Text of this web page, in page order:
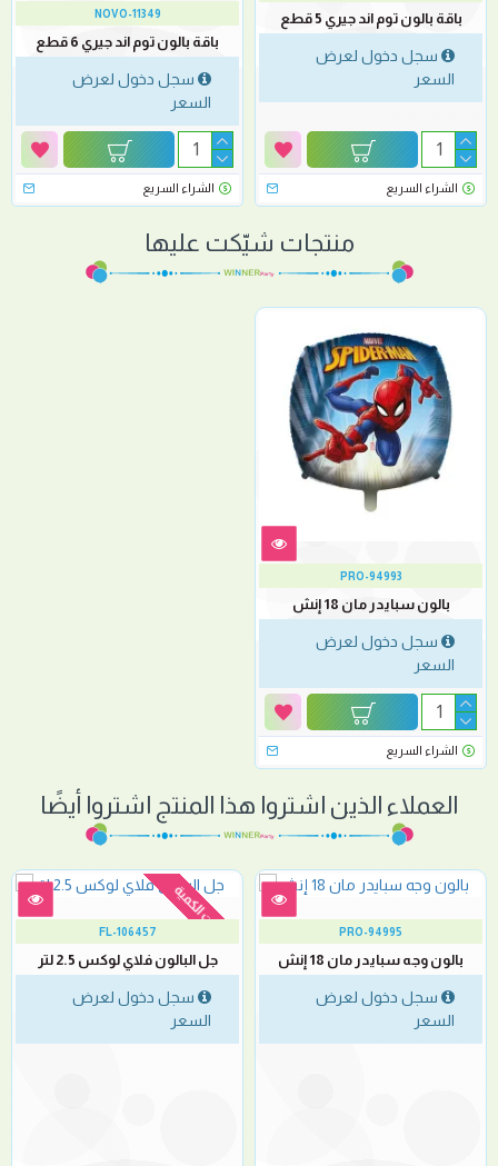
باقة بالون توم اند جيري 5 قطع
سجل دخول لعرض
السعر
الشراء السريع
NOVO-11349
باقة بالون توم اند جيري 6 قطع
سجل دخول لعرض
السعر
الشراء السريع
منتجات شيّكت عليها
PRO-94993
بالون سبايدر مان 18 إنش
سجل دخول لعرض
السعر
الشراء السريع
العملاء الذين اشتروا هذا المنتج اشتروا أيضًا
PRO-94995
بالون وجه سبايدر مان 18 إنش
سجل دخول لعرض
السعر
نفدت الكمية FL-106457
جل البالون فلاي لوكس 2.5 لتر
سجل دخول لعرض
السعر